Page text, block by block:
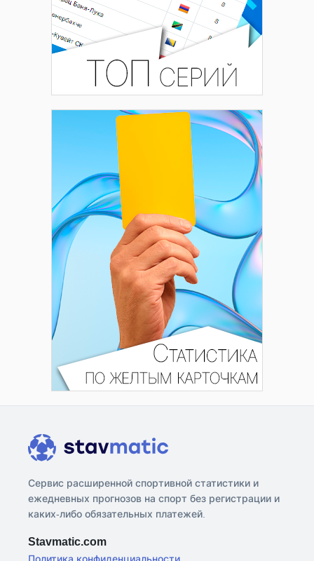
Сервис расширенной спортивной статистики и
ежедневных прогнозов на спорт без регистрации и
каких-либо обязательных платежей.
Stavmatic.com